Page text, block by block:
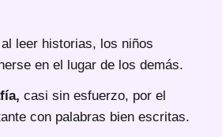
al leer historias, los niños
en el lugar de los demás.
casi sin esfuerzo, por el
con palabras bien escritas.